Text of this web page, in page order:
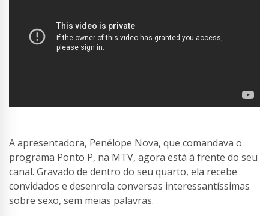
A apresentadora, Penélope Nova, que comandava o
programa Ponto P, na MTV, agora está à frente do seu
canal. Gravado de dentro do seu quarto, ela recebe
convidados e desenrola conversas interessantíssimas
sobre sexo, sem meias palavras.